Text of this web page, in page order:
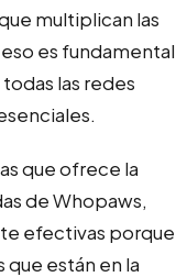
multiplican las
es fundamental
las redes
que ofrece la
de Whopaws,
efectivas porque
están en la